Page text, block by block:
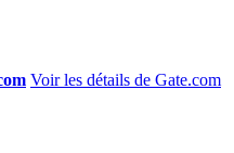
Voir les détails de Gate.com